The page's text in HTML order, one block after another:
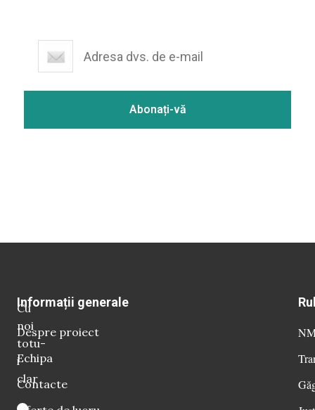
Cu
noi
totu-
i
clar
Informații generale
Despre proiect
Echipa
Contacte